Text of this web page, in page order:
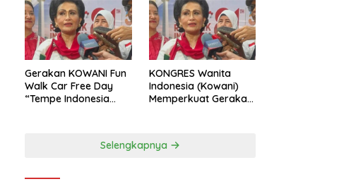
Gerakan KOWANI Fun
Walk Car Free Day
“Tempe Indonesia
KONGRES Wanita
Indonesia (Kowani)
Memperkuat Gerakan
Selengkapnya